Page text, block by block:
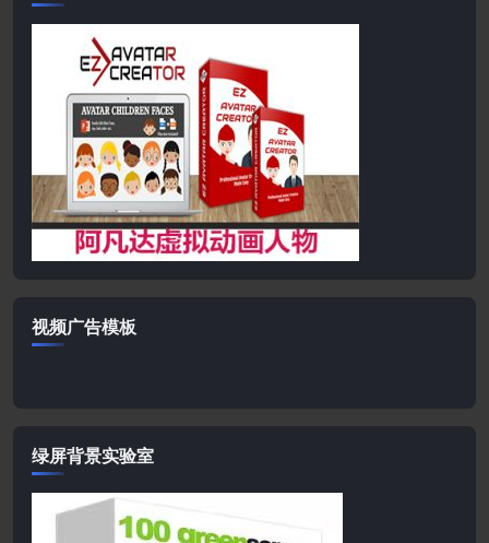
视频广告模板
绿屏背景实验室